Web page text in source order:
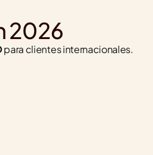
2026
para clientes internacionales.